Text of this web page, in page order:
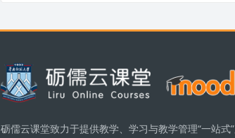
版块
砺儒云课堂致力于提供教学、学习与教学管理“一站式